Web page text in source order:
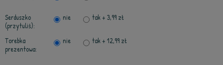
Serduszko
(przytuliś):
nie tak+ 3,99 zł
Torebka
prezentowa:
nie tak+ 12,99 zł